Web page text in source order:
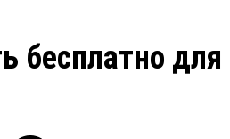
бесплатно для